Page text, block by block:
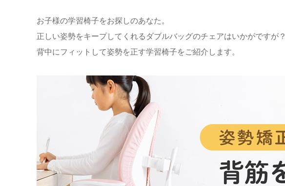
お子様の学習椅子をお探しのあなた。
正しい姿勢をキープしてくれるダブルバッグのチェアはいかがですが？
背中にフィットして姿勢を正す学習椅子をご紹介します。